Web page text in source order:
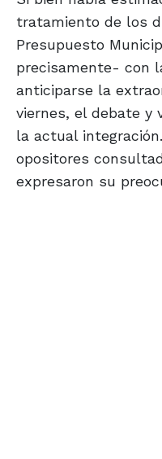
tratamiento de los
Presupuesto
precisamente- con
anticiparse la
viernes, el debate y
la actual
opositores
expresaron su